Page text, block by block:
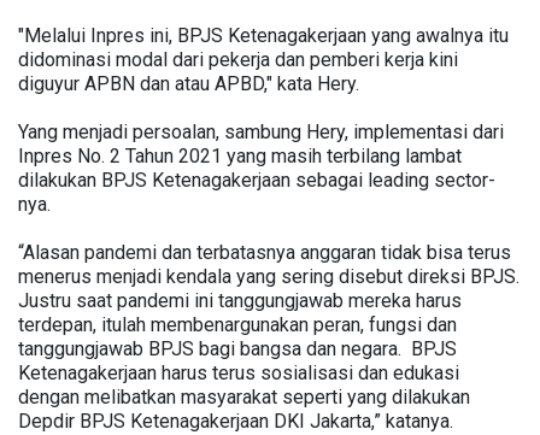
"Melalui Inpres ini, BPJS Ketenagakerjaan yang awalnya itu
didominasi modal dari pekerja dan pemberi kerja kini
diguyur APBN dan atau APBD," kata Hery.
Yang menjadi persoalan, sambung Hery, implementasi dari
Inpres No. 2 Tahun 2021 yang masih terbilang lambat
dilakukan BPJS Ketenagakerjaan sebagai leading sector-
nya.
“Alasan pandemi dan terbatasnya anggaran tidak bisa terus
menerus menjadi kendala yang sering disebut direksi BPJS.
Justru saat pandemi ini tanggungjawab mereka harus
terdepan, itulah membenargunakan peran, fungsi dan
tanggungjawab BPJS bagi bangsa dan negara. BPJS
Ketenagakerjaan harus terus sosialisasi dan edukasi
dengan melibatkan masyarakat seperti yang dilakukan
Depdir BPJS Ketenagakerjaan DKI Jakarta,” katanya.